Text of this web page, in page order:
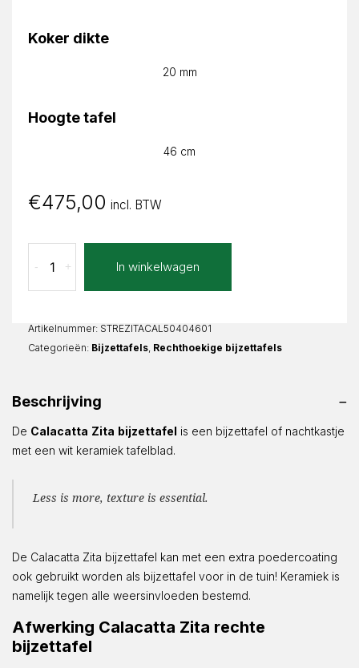
Koker dikte
20 mm
Hoogte tafel
46 cm
€475,00 incl. BTW
Zita
Recht
+
- In winkelwagen
Artikelnummer: STREZITACAL50404601
Categorieën: Bijzettafels Rechthoekige bijzettafels
Beschrijving
De Calacatta Zita bijzettafel is een bijzettafel of nachtkastje
met een wit keramiek tafelblad.
Less is more, texture is essential.
De Calacatta Zita bijzettafel kan met een extra poedercoating
ook gebruikt worden als bijzettafel voor in de tuin! Keramiek is
namelijk tegen alle weersinvloeden bestemd.
Afwerking Calacatta Zita rechte
bijzettafel